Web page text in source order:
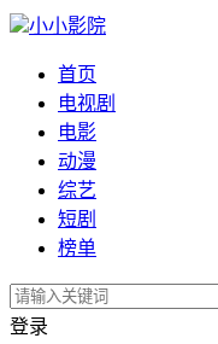
小小影院
首页
电视剧
电影
动漫
综艺
短剧
榜单
登录